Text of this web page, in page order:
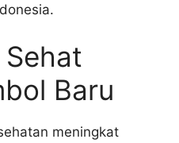
Baru
meningkat